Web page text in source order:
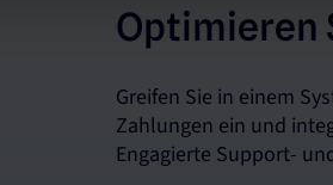
Optimieren
Greifen Sie in einem
Zahlungen ein und
Engagierte Support-